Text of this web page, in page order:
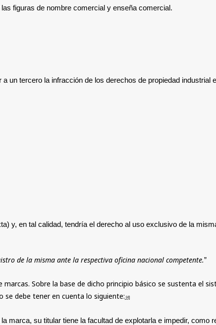
las figuras de nombre comercial y enseña comercial.
un tercero la infracción de los derechos de propiedad industrial
y, en tal calidad, tendría el derecho al uso exclusivo de la
de la misma ante la respectiva oficina nacional competente.”
marcas. Sobre la base de dicho principio básico se sustenta el
se debe tener en cuenta lo siguiente: [4]
marca, su titular tiene la facultad de explotarla e impedir, como